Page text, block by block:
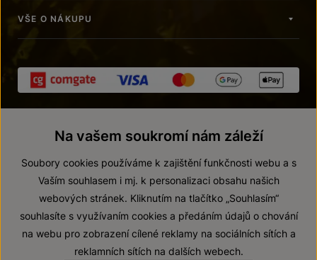
VŠE O NÁKUPU
© 2026 ZNOVÍN ZNOJMO, a. s.
Prohlášení o přístupnosti
Na vašem soukromí nám záleží
Soubory cookies používáme k zajištění funkčnosti webu a s
Vaším souhlasem i mj. k personalizaci obsahu našich
webových stránek. Kliknutím na tlačítko „Souhlasím“
souhlasíte s využívaním cookies a předáním údajů o chování
na webu pro zobrazení cílené reklamy na sociálních sítích a
reklamních sítích na dalších webech.